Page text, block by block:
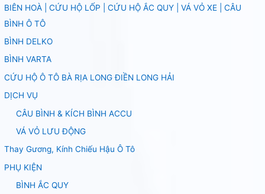
BIÊN HOÀ | CỨU HỘ LỐP | CỨU HỘ ẮC QUY | VÁ VỎ XE | CÂU
BÌNH Ô TÔ
BÌNH DELKO
BÌNH VARTA
CỨU HỘ Ô TÔ BÀ RỊA LONG ĐIỀN LONG HẢI
DỊCH VỤ
CÂU BÌNH & KÍCH BÌNH ACCU
VÁ VỎ LƯU ĐỘNG
Thay Gương, Kính Chiếu Hậu Ô Tô
PHỤ KIỆN
BÌNH ẮC QUY